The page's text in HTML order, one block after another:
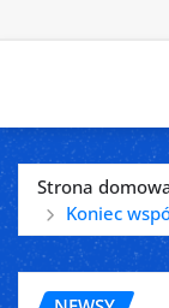
Strona
Koniec